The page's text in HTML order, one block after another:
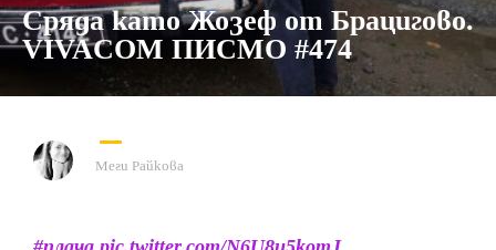
Сряда като Жозеф от Брацигово.
VIVACOM ПИСМО #474
Меги Райкова